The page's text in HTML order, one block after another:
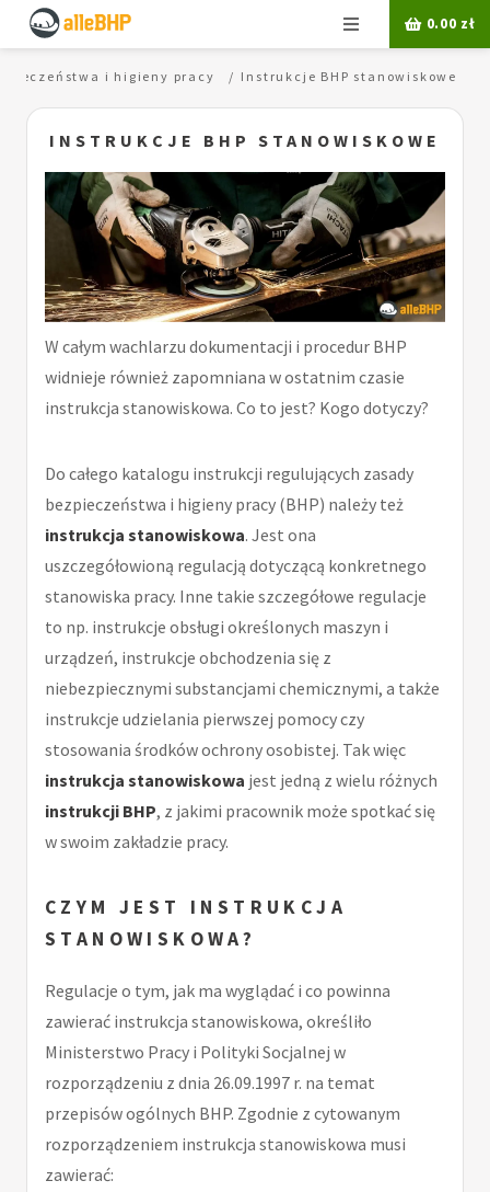
Menu 0.00 zł
i higieny pracy Instrukcje BHP stanowiskowe
INSTRUKCJE BHP STANOWISKOWE
W całym wachlarzu dokumentacji i procedur BHP
widnieje również zapomniana w ostatnim czasie
instrukcja stanowiskowa. Co to jest? Kogo dotyczy?
Do całego katalogu instrukcji regulujących zasady
bezpieczeństwa i higieny pracy (BHP) należy też
instrukcja stanowiskowa. Jest ona
uszczegółowioną regulacją dotyczącą konkretnego
stanowiska pracy. Inne takie szczegółowe regulacje
to np. instrukcje obsługi określonych maszyn i
urządzeń, instrukcje obchodzenia się z
niebezpiecznymi substancjami chemicznymi, a także
instrukcje udzielania pierwszej pomocy czy
stosowania środków ochrony osobistej. Tak więc
instrukcja stanowiskowa jest jedną z wielu różnych
instrukcji BHP, z jakimi pracownik może spotkać się
w swoim zakładzie pracy.
CZYM JEST INSTRUKCJA
STANOWISKOWA?
Regulacje o tym, jak ma wyglądać i co powinna
zawierać instrukcja stanowiskowa, określiło
Ministerstwo Pracy i Polityki Socjalnej w
rozporządzeniu z dnia 26.09.1997 r. na temat
przepisów ogólnych BHP. Zgodnie z cytowanym
rozporządzeniem instrukcja stanowiskowa musi
zawierać: